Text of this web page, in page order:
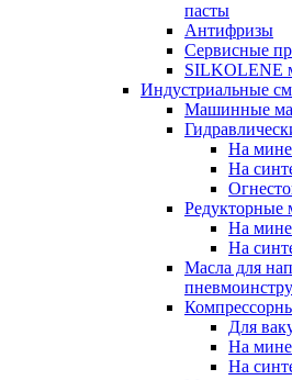
пасты
Антифризы
Сервисные
SILKOLENE
Индустриальные
Машинные
На
На
Редукторные
На
На
Масла для
Для
На
На